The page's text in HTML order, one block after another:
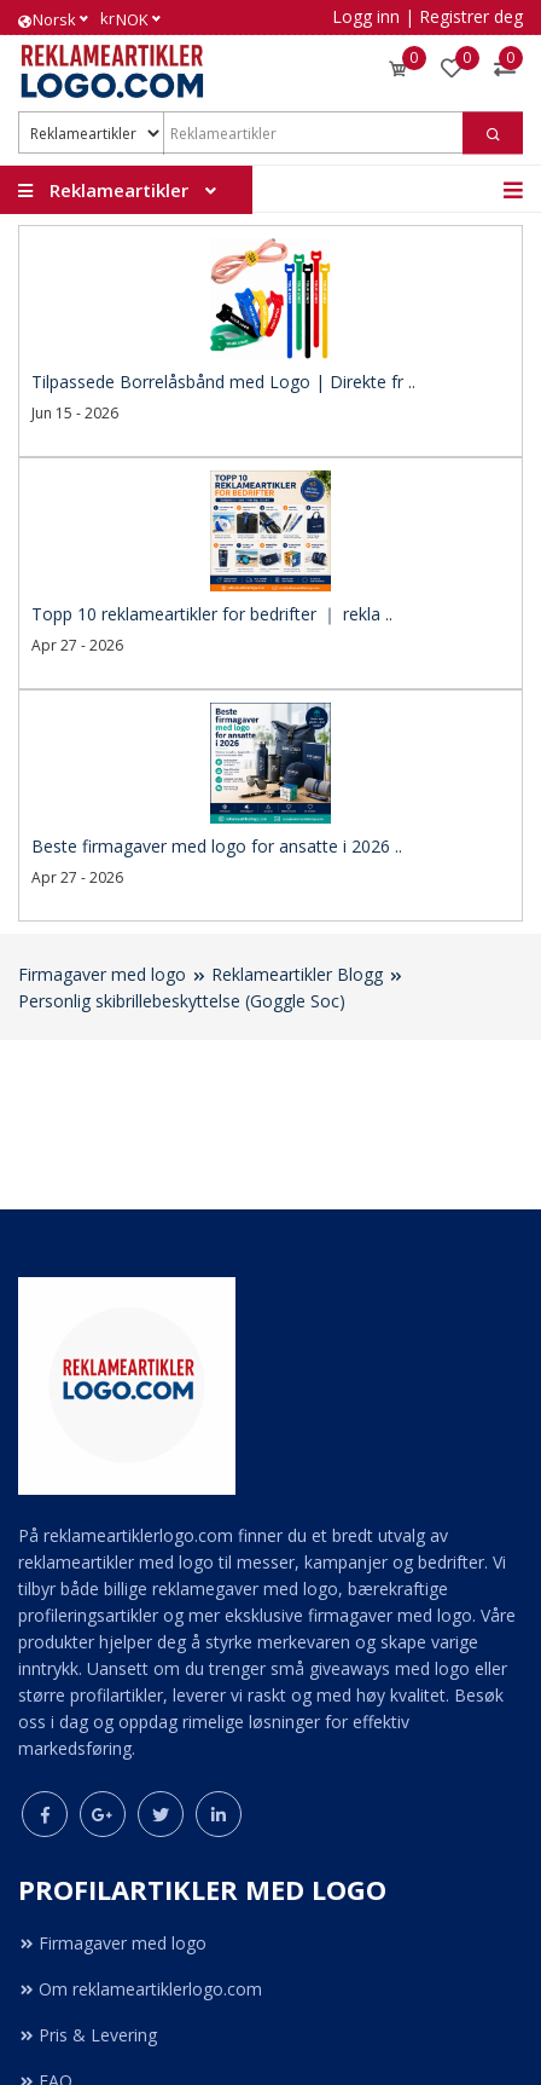
Norsk krNOK Logg inn | Registrer deg
0 0 0
Reklameartikler
Tilpassede Borrelåsbånd med Logo | Direkte fr ..
Jun 15 - 2026
Topp 10 reklameartikler for bedrifter ｜ rekla ..
Apr 27 - 2026
Beste firmagaver med logo for ansatte i 2026 ..
Apr 27 - 2026
Firmagaver med logo
Reklameartikler Blogg
Personlig skibrillebeskyttelse (Goggle Soc)
På reklameartiklerlogo.com finner du et bredt utvalg av
reklameartikler med logo til messer, kampanjer og bedrifter. Vi
tilbyr både billige reklamegaver med logo, bærekraftige
profileringsartikler og mer eksklusive firmagaver med logo. Våre
produkter hjelper deg å styrke merkevaren og skape varige
inntrykk. Uansett om du trenger små giveaways med logo eller
større profilartikler, leverer vi raskt og med høy kvalitet. Besøk
oss i dag og oppdag rimelige løsninger for effektiv
markedsføring.
PROFILARTIKLER MED LOGO
Firmagaver med logo
Om reklameartiklerlogo.com
Pris & Levering